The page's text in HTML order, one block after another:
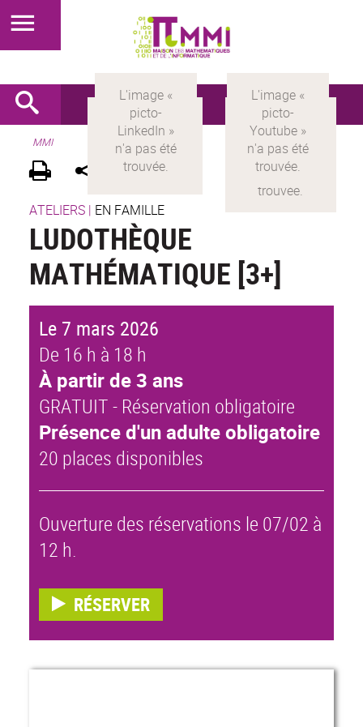
MMI
ATELIERS | EN FAMILLE
LUDOTHÈQUE
MATHÉMATIQUE [3+]
Le 7 mars 2026
De 16 h à 18 h
À partir de 3 ans
GRATUIT - Réservation obligatoire
Présence d'un adulte obligatoire
20 places disponibles
Ouverture des réservations le 07/02 à
12 h.
RÉSERVER